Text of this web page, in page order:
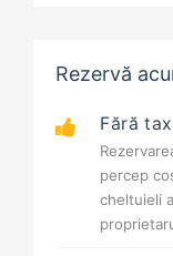
Rezervă
Fără
percep
cheltuieli